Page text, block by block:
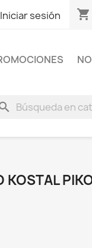
Iniciar sesión shopping_cart
KOSTAL